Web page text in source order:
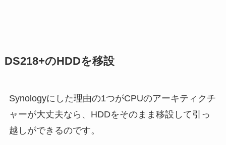
DS218+のHDDを移設
Synologyにした理由の1つがCPUのアーキティクチ
ャーが大丈夫なら、HDDをそのまま移設して引っ
越しができるのです。